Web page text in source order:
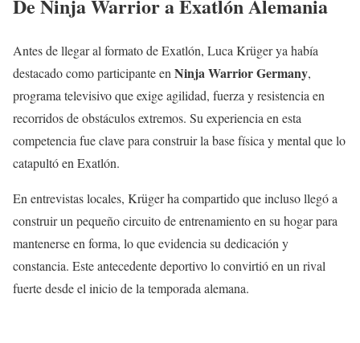
De Ninja Warrior a Exatlón Alemania
Antes de llegar al formato de Exatlón, Luca Krüger ya había
destacado como participante en Ninja Warrior Germany,
programa televisivo que exige agilidad, fuerza y resistencia en
recorridos de obstáculos extremos. Su experiencia en esta
competencia fue clave para construir la base física y mental que lo
catapultó en Exatlón.
En entrevistas locales, Krüger ha compartido que incluso llegó a
construir un pequeño circuito de entrenamiento en su hogar para
mantenerse en forma, lo que evidencia su dedicación y
constancia. Este antecedente deportivo lo convirtió en un rival
fuerte desde el inicio de la temporada alemana.